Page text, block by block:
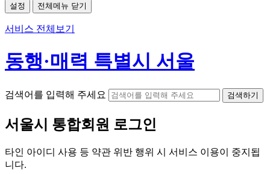
설정 전체메뉴 닫기
서비스 전체보기
동행·매력 특별시 서울
검색어를 입력해 주세요 검색하기
서울시 통합회원 로그인
타인 아이디 사용 등 약관 위반 행위 시 서비스 이용이 중지됩
니다.